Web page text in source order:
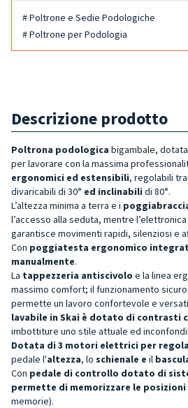
# Poltrone e Sedie Podologiche
# Poltrone per Podologia
Descrizione prodotto
Poltrona podologica bigambale,
per lavorare con la massima
ergonomici ed estensibili, regolabili
divaricabili di 30° ed inclinabili di 80°.
L’altezza minima a terra e i
l’accesso alla seduta, mentre
garantisce movimenti rapidi, silenziosi e
Con poggiatesta ergonomico
manualmente.
La tappezzeria antiscivolo e la linea
massimo comfort; il funzionamento
permette un lavoro confortevole e
lavabile in Skai è dotato di contrasti
imbottiture uno stile attuale ed
Dotata di 3 motori elettrici per
pedale l'altezza, lo schienale e il
Con pedale di controllo dotato di
permette di memorizzare le
memorie).